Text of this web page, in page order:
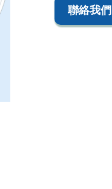
聯絡我們